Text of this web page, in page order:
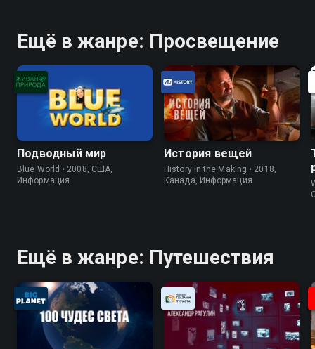
Ещё в жанре: Просвещение
Подводный мир
Blue World • 2008, США,
Информация
История вещей
History in the Making • 2018,
Канада, Информация
Ещё в жанре: Путешествия